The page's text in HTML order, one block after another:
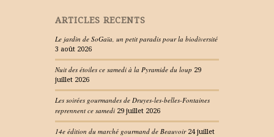
ARTICLES RECENTS
Le jardin de SoGaïa, un petit paradis pour la biodiversité
3 août 2026
Nuit des étoiles ce samedi à la Pyramide du loup 29
juillet 2026
Les soirées gourmandes de Druyes-les-belles-Fontaines
reprennent ce samedi 29 juillet 2026
14e édition du marché gourmand de Beauvoir 24 juillet